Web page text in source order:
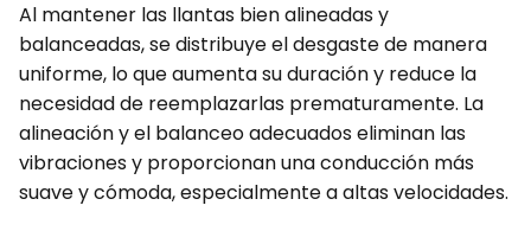
Al mantener las llantas bien alineadas y
balanceadas, se distribuye el desgaste de manera
uniforme, lo que aumenta su duración y reduce la
necesidad de reemplazarlas prematuramente. La
alineación y el balanceo adecuados eliminan las
vibraciones y proporcionan una conducción más
suave y cómoda, especialmente a altas velocidades.